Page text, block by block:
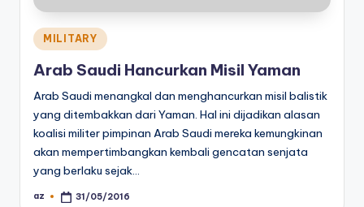
Posted
in
MILITARY
Arab Saudi Hancurkan Misil Yaman
Arab Saudi menangkal dan menghancurkan misil balistik
yang ditembakkan dari Yaman. Hal ini dijadikan alasan
koalisi militer pimpinan Arab Saudi mereka kemungkinan
akan mempertimbangkan kembali gencatan senjata
yang berlaku sejak…
Posted
az 31/05/2016